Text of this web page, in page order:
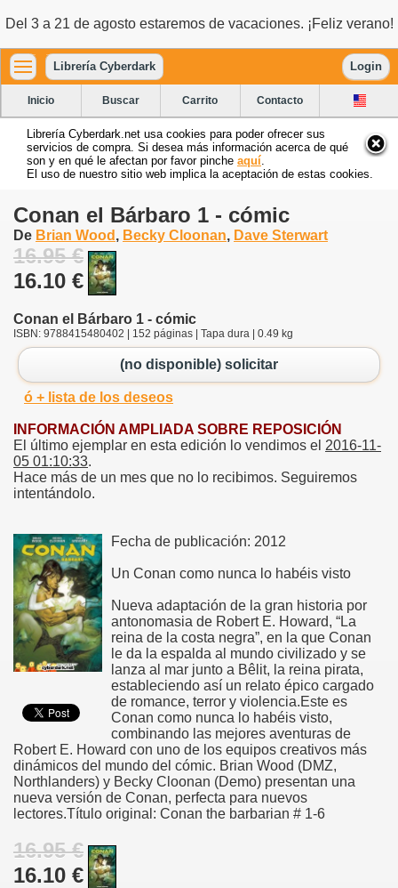
Del 3 a 21 de agosto estaremos de vacaciones. ¡Feliz verano!
Librería Cyberdark Login
Inicio Buscar Carrito Contacto
Librería Cyberdark.net usa cookies para poder ofrecer sus
servicios de compra. Si desea más información acerca de qué
son y en qué le afectan por favor pinche aquí
El uso de nuestro sitio web implica la aceptación de estas cookies.
Conan el Bárbaro 1 - cómic
De Brian Wood , Becky Cloonan, Dave Sterwart
16.95 €
16.10 €
Conan el Bárbaro 1 - cómic
ISBN: 9788415480402 | 152 páginas | Tapa dura | 0.49 kg
(no disponible) solicitar
ó + lista de los deseos
INFORMACIÓN AMPLIADA SOBRE REPOSICIÓN
El último ejemplar en esta edición lo vendimos el 2016-11-
05 01:10:33.
Hace más de un mes que no lo recibimos. Seguiremos
intentándolo.
Fecha de publicación: 2012
Un Conan como nunca lo habéis visto
Nueva adaptación de la gran historia por
antonomasia de Robert E. Howard, “La
reina de la costa negra”, en la que Conan
le da la espalda al mundo civilizado y se
lanza al mar junto a Bêlit, la reina pirata,
estableciendo así un relato épico cargado
de romance, terror y violencia.Este es
Conan como nunca lo habéis visto,
combinando las mejores aventuras de
Robert E. Howard con uno de los equipos creativos más
dinámicos del mundo del cómic. Brian Wood (DMZ,
Northlanders) y Becky Cloonan (Demo) presentan una
nueva versión de Conan, perfecta para nuevos
lectores.Título original: Conan the barbarian # 1-6
16.95 €
16.10 €